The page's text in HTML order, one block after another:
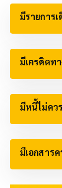
มีรายการ
มีเครดิตท
มีหนี้ไม่คว
มีเอกสาร